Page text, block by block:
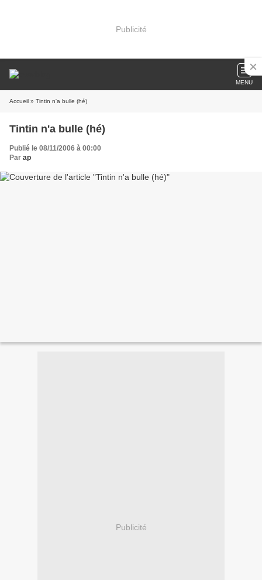
Publicité
MENU
Accueil » Tintin n'a bulle (hé)
Tintin n'a bulle (hé)
Publié le 08/11/2006 à 00:00
Par ap
Publicité